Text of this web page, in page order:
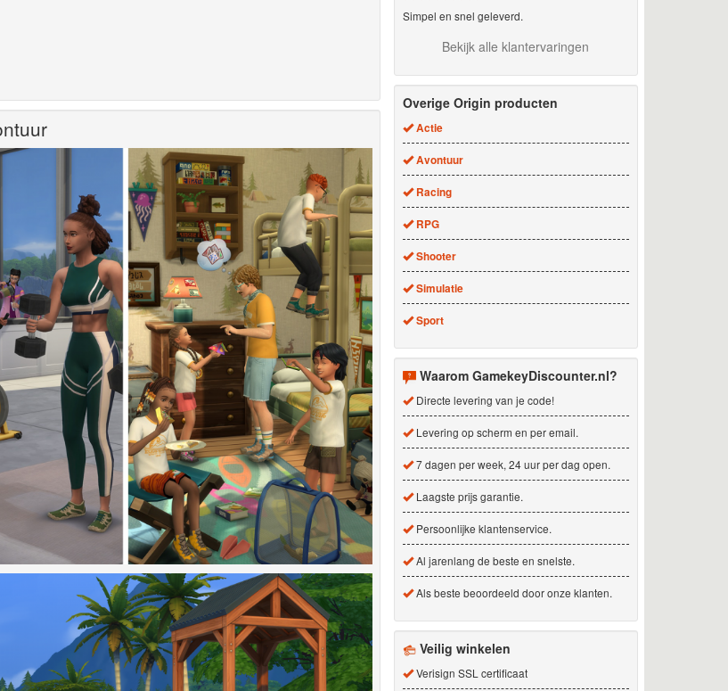
Simpel en snel geleverd.
Bekijk alle klantervaringen
Overige Origin producten
Actie
Avontuur
Racing
RPG
Shooter
Simulatie
Sport
Waarom GamekeyDiscounter.nl?
Directe levering van je code!
Levering op scherm en per email.
7 dagen per week, 24 uur per dag open.
Laagste prijs garantie.
Persoonlijke klantenservice.
Al jarenlang de beste en snelste.
Als beste beoordeeld door onze klanten.
Veilig winkelen
Verisign SSL certificaat